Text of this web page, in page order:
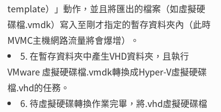
template）」動作，並且將匯出的檔案（如虛擬硬
碟檔.vmdk）寫入至剛才指定的暫存資料夾內（此時
MVMC主機網路流量將會爆增）。
5. 在暫存資料夾中產生VHD資料夾，且執行
VMware 虛擬硬碟檔.vmdk轉換成Hyper-V虛擬硬碟
檔.vhd的任務。
6. 待虛擬硬碟轉換作業完畢，將.vhd虛擬硬碟檔